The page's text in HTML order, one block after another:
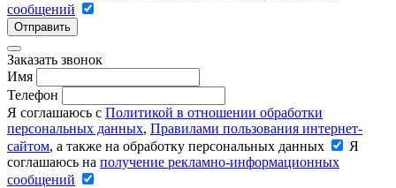
сообщений
Отправить
Заказать звонок
Имя
Телефон
Я соглашаюсь с Политикой в отношении обработки
персональных данных, Правилами пользования интернет-
сайтом, а также на обработку персональных данных
Я
соглашаюсь на получение рекламно-информационных
сообщений